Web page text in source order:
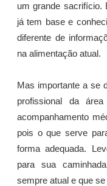
um grande sacrifício.
já tem base e
diferente de
na alimentação atual.
Mas importante a se
profissional da
acompanhamento
pois o que serve
forma adequada.
para sua
sempre atual e que